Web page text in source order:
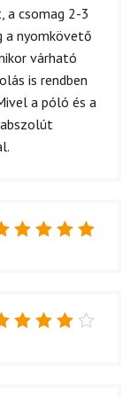
5
csomag 2-3
a nyomkövető
várható
is rendben
a póló és a